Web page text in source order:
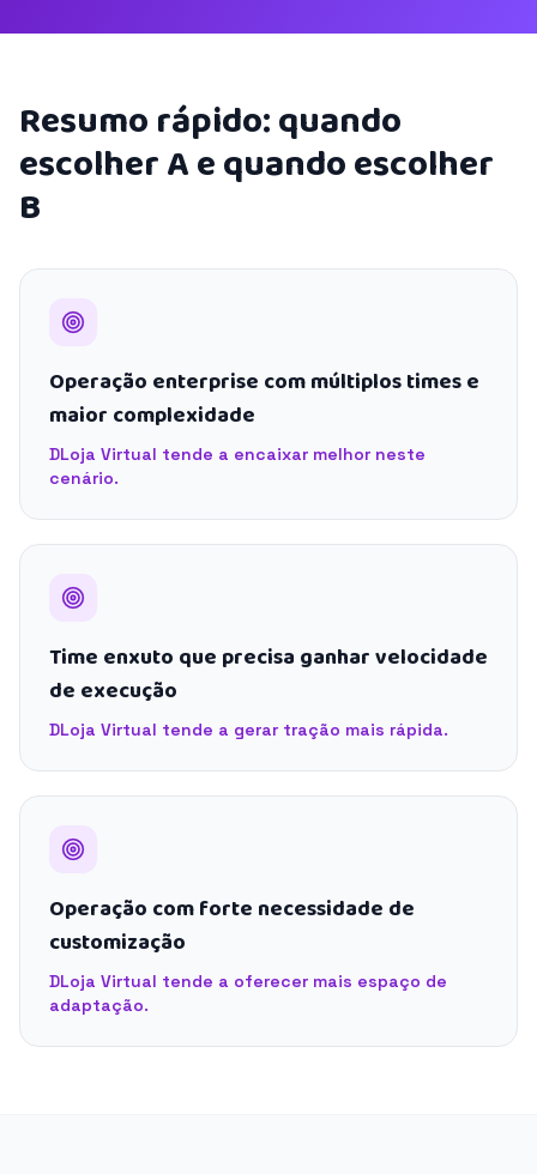
Resumo rápido: quando
escolher A e quando escolher
B
Operação enterprise com múltiplos times e
maior complexidade
DLoja Virtual tende a encaixar melhor neste
cenário.
Time enxuto que precisa ganhar velocidade
de execução
DLoja Virtual tende a gerar tração mais rápida.
Operação com forte necessidade de
customização
DLoja Virtual tende a oferecer mais espaço de
adaptação.